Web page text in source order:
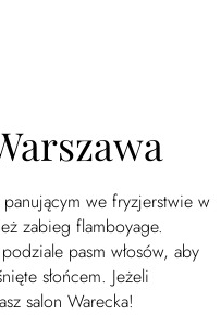
we fryzjerstwie w
zabieg flamboyage.
pasm włosów, aby
słońcem. Jeżeli
salon Warecka!